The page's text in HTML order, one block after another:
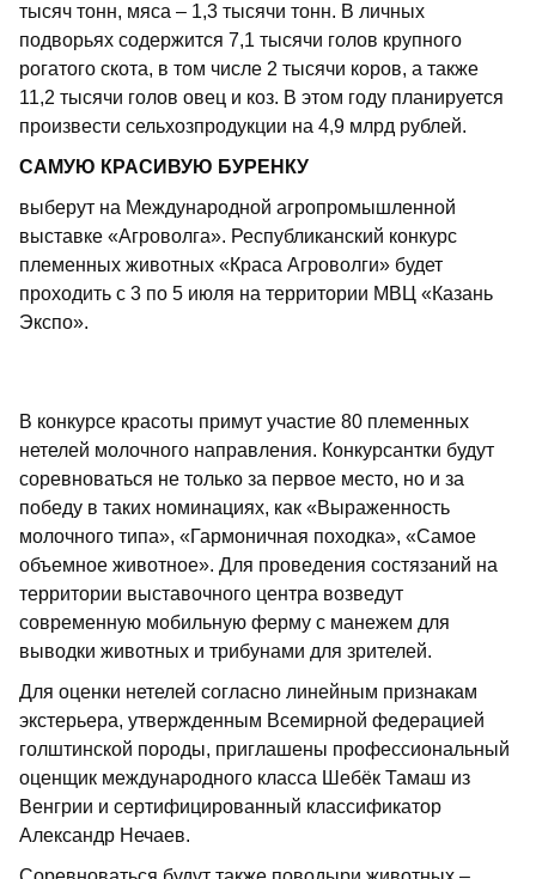
тысяч тонн, мяса – 1,3 тысячи тонн. В личных
подворьях содержится 7,1 тысячи голов крупного
рогатого скота, в том числе 2 тысячи коров, а также
11,2 тысячи голов овец и коз. В этом году планируется
произвести сельхозпродукции на 4,9 млрд рублей.
САМУЮ КРАСИВУЮ БУРЕНКУ
выберут на Международной агропромышленной
выставке «Агроволга». Республиканский конкурс
племенных животных «Краса Агроволги» будет
проходить с 3 по 5 июля на территории МВЦ «Казань
Экспо».
В конкурсе красоты примут участие 80 племенных
нетелей молочного направления. Конкурсантки будут
соревноваться не только за первое место, но и за
победу в таких номинациях, как «Выраженность
молочного типа», «Гармоничная походка», «Самое
объемное животное». Для проведения состязаний на
территории выставочного центра возведут
современную мобильную ферму с манежем для
выводки животных и трибунами для зрителей.
Для оценки нетелей согласно линейным признакам
экстерьера, утвержденным Всемирной федерацией
голштинской породы, приглашены профессиональный
оценщик международного класса Шебёк Тамаш из
Венгрии и сертифицированный классификатор
Александр Нечаев.